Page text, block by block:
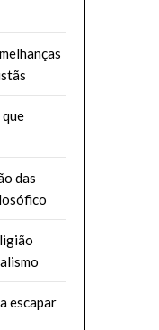
das
escapar